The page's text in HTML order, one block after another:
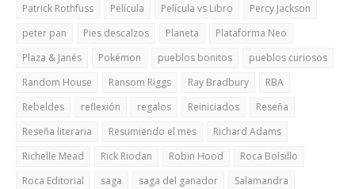
Patrick Rothfuss
Película Película vs Libro
Percy Jackson
peter pan
Pies descalzos Planeta
Plataforma Neo
Plaza & Janés
Pokémon pueblos bonitos
pueblos curiosos
Random House
Ransom Riggs Ray Bradbury
RBA
Rebeldes
reflexión regalos Reiniciados
Reseña
Reseña literaria
Resumiendo el mes
Richard Adams
Richelle Mead
Rick Riodan Robin Hood
Roca Bolsillo
Roca Editorial
saga saga del ganador
Salamandra